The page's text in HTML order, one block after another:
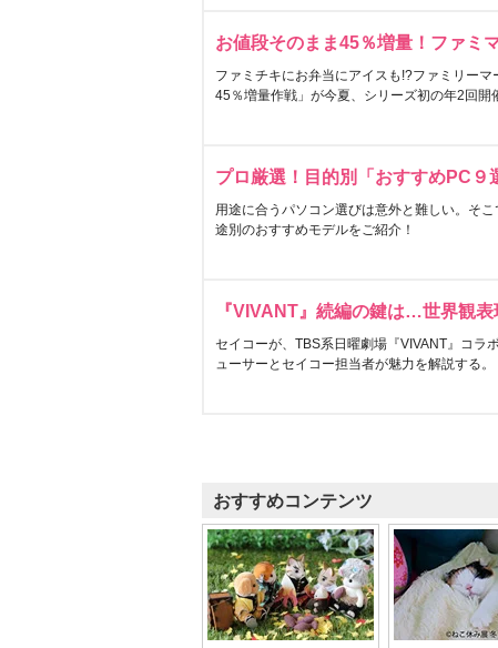
お値段そのまま45％増量！ファミ
ファミチキにお弁当にアイスも!?ファミリー
45％増量作戦」が今夏、シリーズ初の年2回開
プロ厳選！目的別「おすすめPC９
用途に合うパソコン選びは意外と難しい。そ
途別のおすすめモデルをご紹介！
『VIVANT』続編の鍵は…世界観
セイコーが、TBS系日曜劇場『VIVANT』コラ
ューサーとセイコー担当者が魅力を解説する。
おすすめコンテンツ